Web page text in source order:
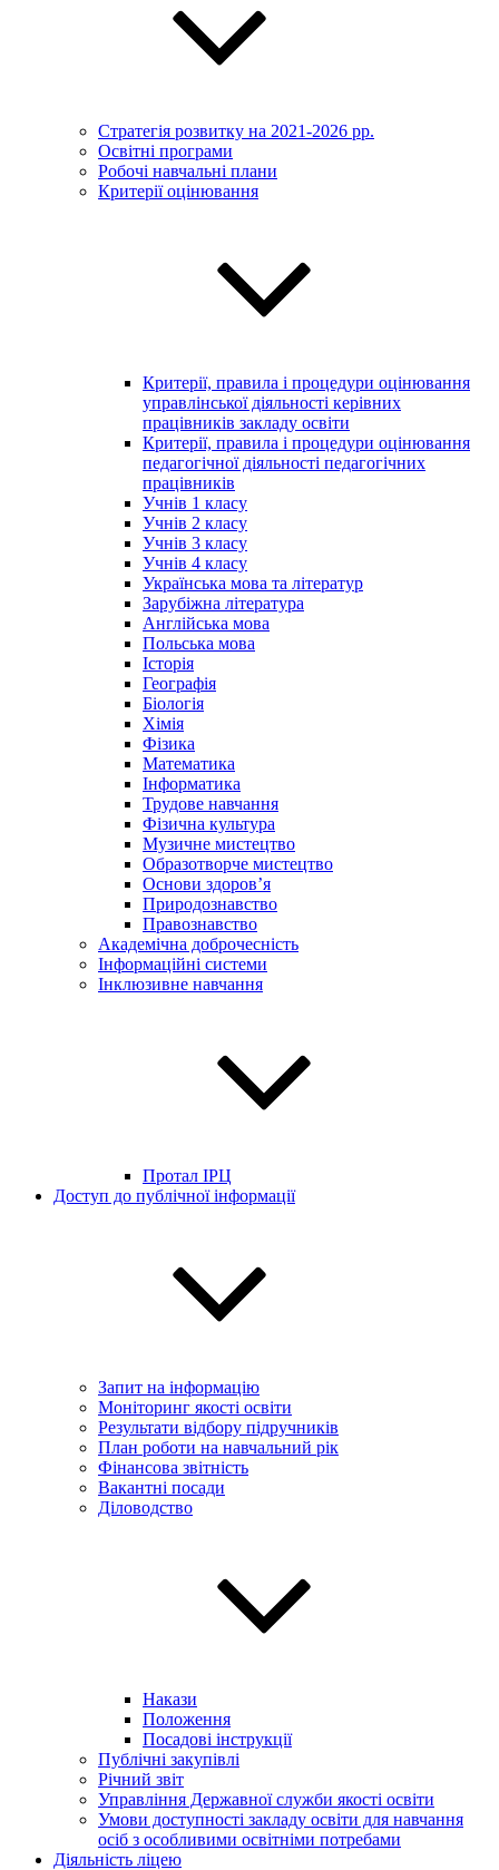
Стратегія розвитку на 2021-2026 рр.
Освітні програми
Робочі навчальні плани
Критерії оцінювання
Критерії, правила і процедури оцінювання
управлінської діяльності керівних
працівників закладу освіти
Критерії, правила і процедури оцінювання
педагогічної діяльності педагогічних
працівників
Учнів 1 класу
Учнів 2 класу
Учнів 3 класу
Учнів 4 класу
Українська мова та літератур
Зарубіжна література
Англійська мова
Польська мова
Історія
Географія
Біологія
Хімія
Фізика
Математика
Інформатика
Трудове навчання
Фізична культура
Музичне мистецтво
Образотворче мистецтво
Основи здоров’я
Природознавство
Правознавство
Академічна доброчесність
Інформаційні системи
Інклюзивне навчання
Протал ІРЦ
Доступ до публічної інформації
Запит на інформацію
Моніторинг якості освіти
Результати відбору підручників
План роботи на навчальний рік
Фінансова звітність
Вакантні посади
Діловодство
Накази
Положення
Посадові інструкції
Публічні закупівлі
Річний звіт
Управління Державної служби якості освіти
Умови доступності закладу освіти для навчання
осіб з особливими освітніми потребами
Діяльність ліцею